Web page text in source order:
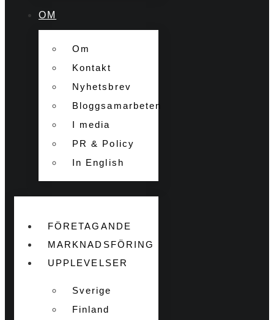
OM
Om
Kontakt
Nyhetsbrev
Bloggsamarbeten
I media
PR & Policy
In English
FÖRETAGANDE
MARKNADSFÖRING
UPPLEVELSER
Sverige
Finland